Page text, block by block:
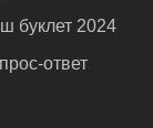
буклет 2024
ответ